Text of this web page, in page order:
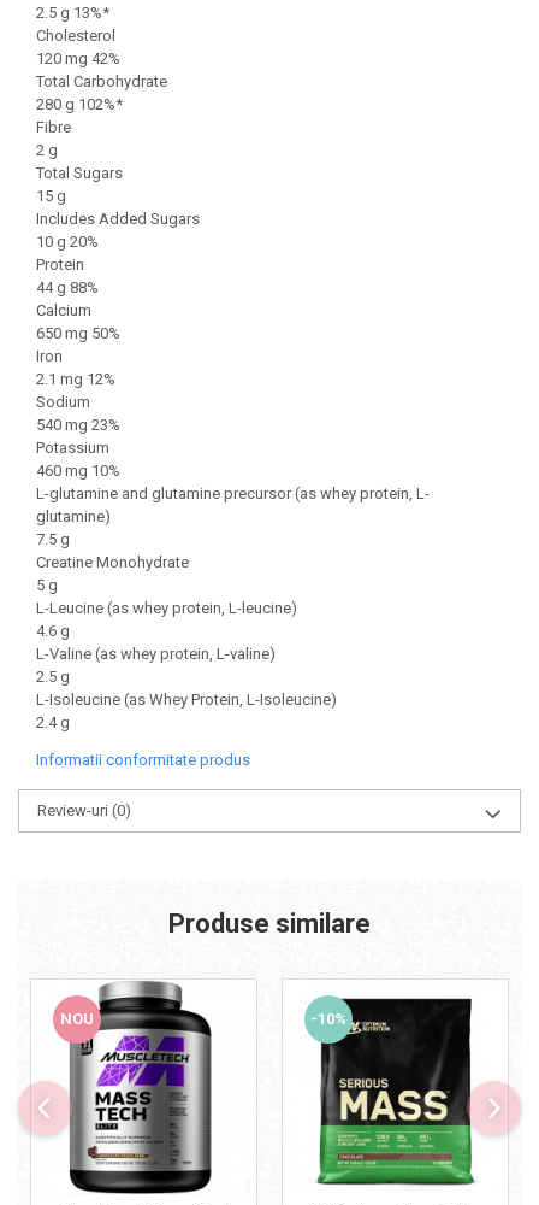
2.5 g 13%*
Cholesterol
120 mg 42%
Total Carbohydrate
280 g 102%*
Fibre
2 g
Total Sugars
15 g
Includes Added Sugars
10 g 20%
Protein
44 g 88%
Calcium
650 mg 50%
Iron
2.1 mg 12%
Sodium
540 mg 23%
Potassium
460 mg 10%
L-glutamine and glutamine precursor (as whey protein, L-
glutamine)
7.5 g
Creatine Monohydrate
5 g
L-Leucine (as whey protein, L-leucine)
4.6 g
L-Valine (as whey protein, L-valine)
2.5 g
L-Isoleucine (as Whey Protein, L-Isoleucine)
2.4 g
Informatii conformitate produs
Review-uri (0)
Produse similare
NOU -10%